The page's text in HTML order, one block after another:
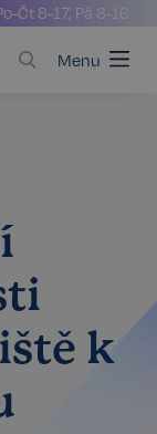
Čt 8-17, Pá 8-16
Menu
k